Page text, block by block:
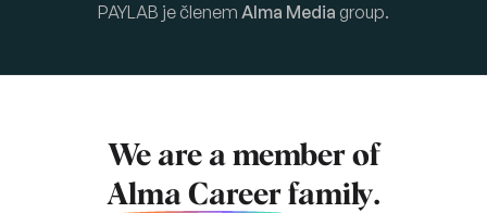
PAYLAB je členem Alma Media group.
We are a member of
Alma Career family.